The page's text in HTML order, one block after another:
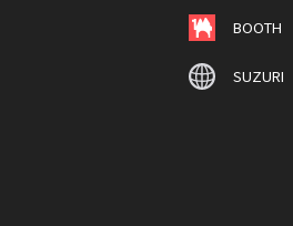
BOOTH
SUZURI